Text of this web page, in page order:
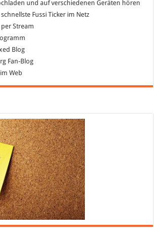
und auf verschiedenen Geräten hören
Fussi Ticker im Netz
Stream
Blog
Fan-Blog
Web